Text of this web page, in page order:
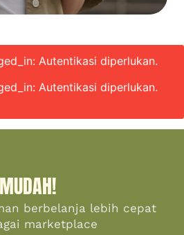
Autentikasi diperlukan.
Autentikasi diperlukan.
berbelanja lebih cepat
marketplace